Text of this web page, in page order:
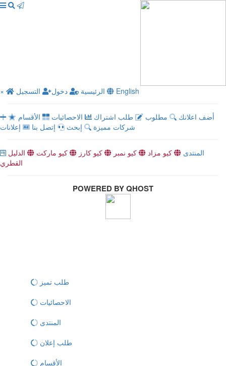
× الرئيسية دخول التسجيل English
أضف اعلانك مطلوب طلب اشتراك الاحصائيات
الأقسام
شركات مميزة
إبحث إتصل بنا إعلانات
المنتدى كيو مزاد كيو نمبر كيو كارز كيو ماركت
الدليل
القطري
POWERED BY QHOST
طلب تميز
الاحصائيات
المنتدى
طلب إعلان
الأقسام